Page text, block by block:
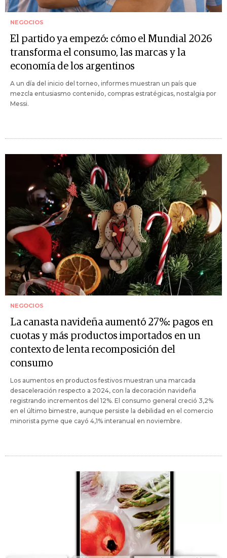
NEGOCIOS
El partido ya empezó: cómo el Mundial 2026
transforma el consumo, las marcas y la
economía de los argentinos
A un día del inicio del torneo, informes muestran un país que
mezcla entusiasmo contenido, compras estratégicas, nostalgia por
Messi.
NEGOCIOS
La canasta navideña aumentó 27%: pagos en
cuotas y más productos importados en un
contexto de lenta recomposición del
consumo
Los aumentos en productos festivos muestran una marcada
desaceleración respecto a 2024, con la decoración navideña
registrando incrementos del 12%. El consumo general creció 3,2%
en el último bimestre, aunque persiste la debilidad en el comercio
minorista pyme que cayó 4,1% interanual en noviembre.